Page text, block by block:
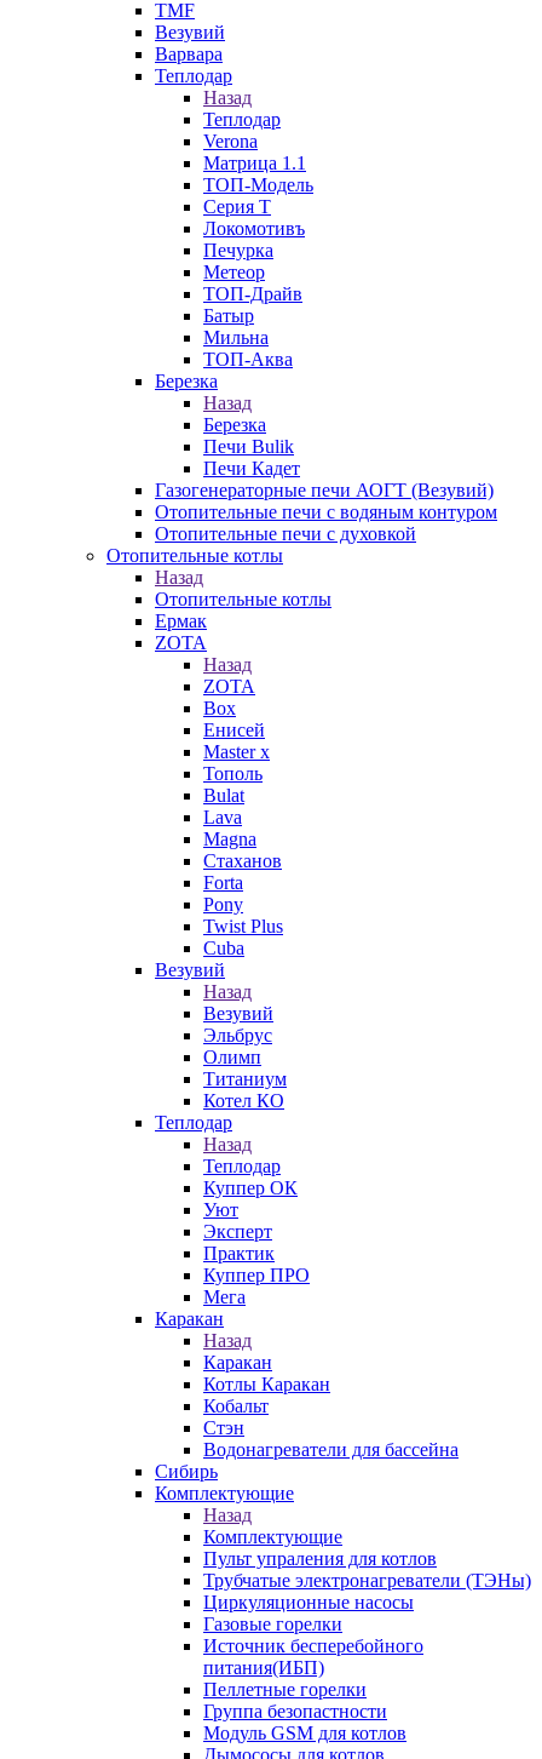
TMF
Везувий
Варвара
Теплодар
Назад
Теплодар
Verona
Матрица 1.1
ТОП-Модель
Серия Т
Локомотивъ
Печурка
Метеор
ТОП-Драйв
Батыр
Мильна
ТОП-Аква
Березка
Назад
Березка
Печи Bulik
Печи Кадет
Газогенераторные печи АОГТ (Везувий)
Отопительные печи с водяным контуром
Отопительные печи с духовкой
Отопительные котлы
Назад
Отопительные котлы
Ермак
ZOTA
Назад
ZOTA
Box
Енисей
Master x
Тополь
Bulat
Lava
Magna
Стаханов
Forta
Pony
Twist Plus
Cuba
Везувий
Назад
Везувий
Эльбрус
Олимп
Титаниум
Котел КО
Теплодар
Назад
Теплодар
Куппер ОК
Уют
Эксперт
Практик
Куппер ПРО
Мега
Каракан
Назад
Каракан
Котлы Каракан
Кобальт
Стэн
Водонагреватели для бассейна
Сибирь
Комплектующие
Назад
Комплектующие
Пульт упраления для котлов
Трубчатые электронагреватели (ТЭНы)
Циркуляционные насосы
Газовые горелки
Источник бесперебойного
питания(ИБП)
Пеллетные горелки
Группа безопастности
Модуль GSM для котлов
Дымососы для котлов